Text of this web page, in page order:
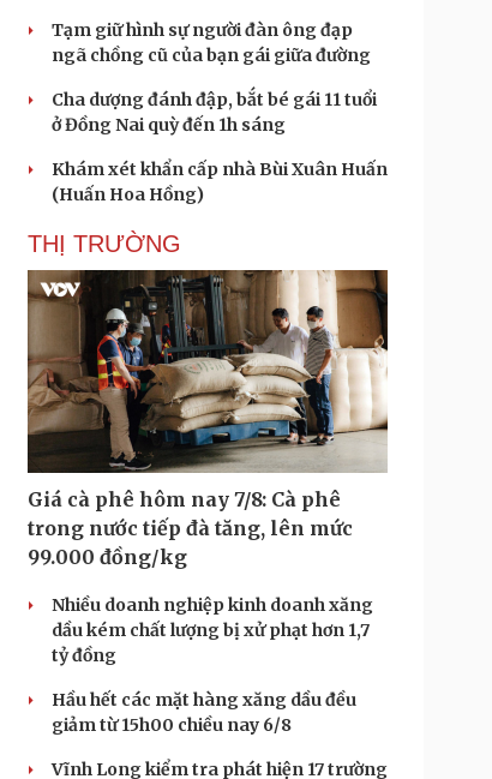
Tạm giữ hình sự người đàn ông đạp
ngã chồng cũ của bạn gái giữa đường
Cha dượng đánh đập, bắt bé gái 11 tuổi
ở Đồng Nai quỳ đến 1h sáng
Khám xét khẩn cấp nhà Bùi Xuân Huấn
(Huấn Hoa Hồng)
THỊ TRƯỜNG
Giá cà phê hôm nay 7/8: Cà phê
trong nước tiếp đà tăng, lên mức
99.000 đồng/kg
Nhiều doanh nghiệp kinh doanh xăng
dầu kém chất lượng bị xử phạt hơn 1,7
tỷ đồng
Hầu hết các mặt hàng xăng dầu đều
giảm từ 15h00 chiều nay 6/8
Vĩnh Long kiểm tra phát hiện 17 trường